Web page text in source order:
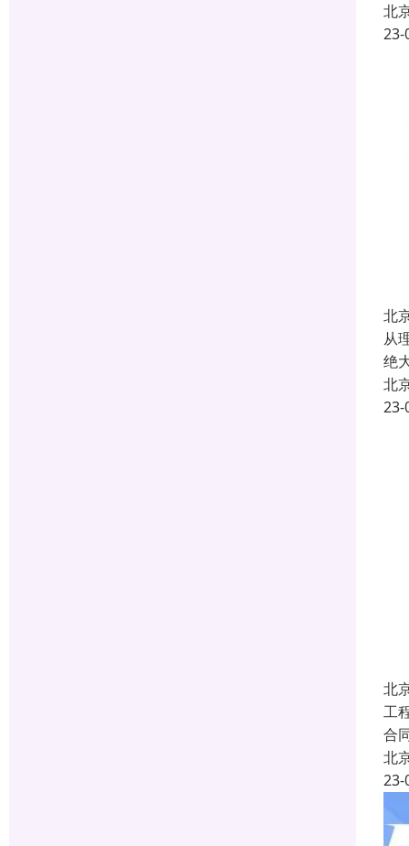
北
23-
北
从
绝
北
23-
北
工
合
北
23-